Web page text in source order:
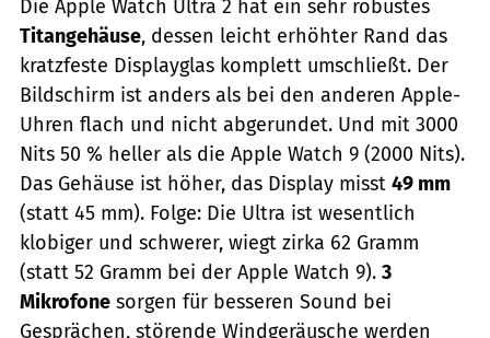
Die Apple Watch Ultra 2 hat ein sehr robustes
Titangehäuse, dessen leicht erhöhter Rand das
kratzfeste Displayglas komplett umschließt. Der
Bildschirm ist anders als bei den anderen Apple-
Uhren flach und nicht abgerundet. Und mit 3000
Nits 50 % heller als die Apple Watch 9 (2000 Nits).
Das Gehäuse ist höher, das Display misst 49 mm
(statt 45 mm). Folge: Die Ultra ist wesentlich
klobiger und schwerer, wiegt zirka 62 Gramm
(statt 52 Gramm bei der Apple Watch 9). 3
Mikrofone sorgen für besseren Sound bei
Gesprächen, störende Windgeräusche werden